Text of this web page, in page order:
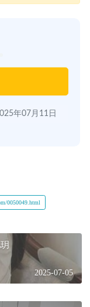
年07月11日
0050049.html
2025-07-05